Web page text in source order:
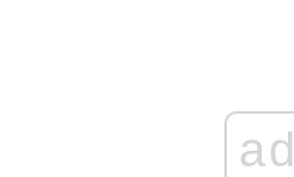
ad